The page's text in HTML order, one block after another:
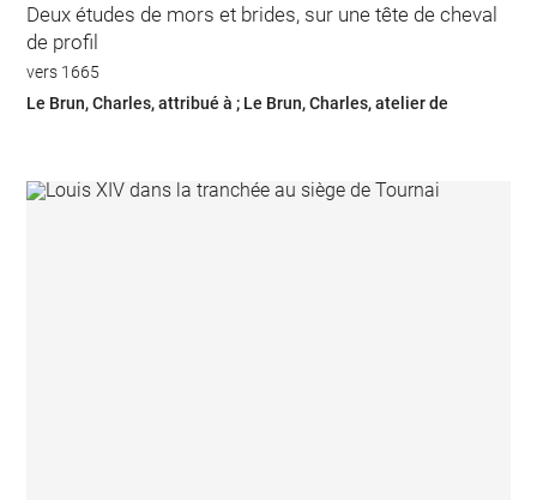
Deux études de mors et brides, sur une tête de cheval
de profil
vers 1665
Le Brun, Charles, attribué à ; Le Brun, Charles, atelier de